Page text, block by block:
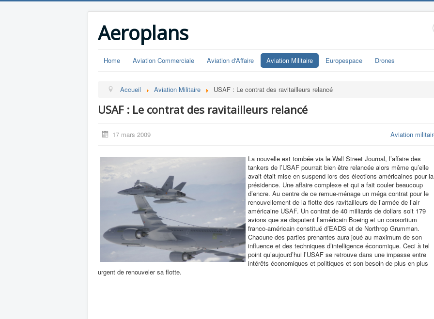
Aeroplans
Home Aviation Commerciale Aviation d'Affaire Aviation Militaire Europespace Drones
Accueil Aviation Militaire USAF : Le contrat des ravitailleurs relancé
USAF : Le contrat des ravitailleurs relancé
17 mars 2009 Aviation
La nouvelle est tombée via le Wall Street Journal, l’affaire des
tankers de l’USAF pourrait bien être relancée alors même qu’elle
avait était mise en suspend lors des élections américaines pour la
présidence. Une affaire complexe et qui a fait couler beaucoup
d’encre. Au centre de ce remue-ménage un méga contrat pour le
renouvellement de la flotte des ravitailleurs de l’armée de l’air
américaine USAF. Un contrat de 40 milliards de dollars soit 179
avions que se disputent l’américain Boeing et un consortium
franco-américain constitué d’EADS et de Northrop Grumman.
Chacune des parties prenantes aura joué au maximum de son
influence et des techniques d’intelligence économique. Ceci à tel
point qu’aujourd’hui l’USAF se retrouve dans une impasse entre
intérêts économiques et politiques et son besoin de plus en plus
urgent de renouveler sa flotte.